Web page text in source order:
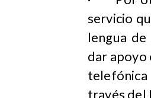
servicio
lengua
dar apoyo
telefónica
través del